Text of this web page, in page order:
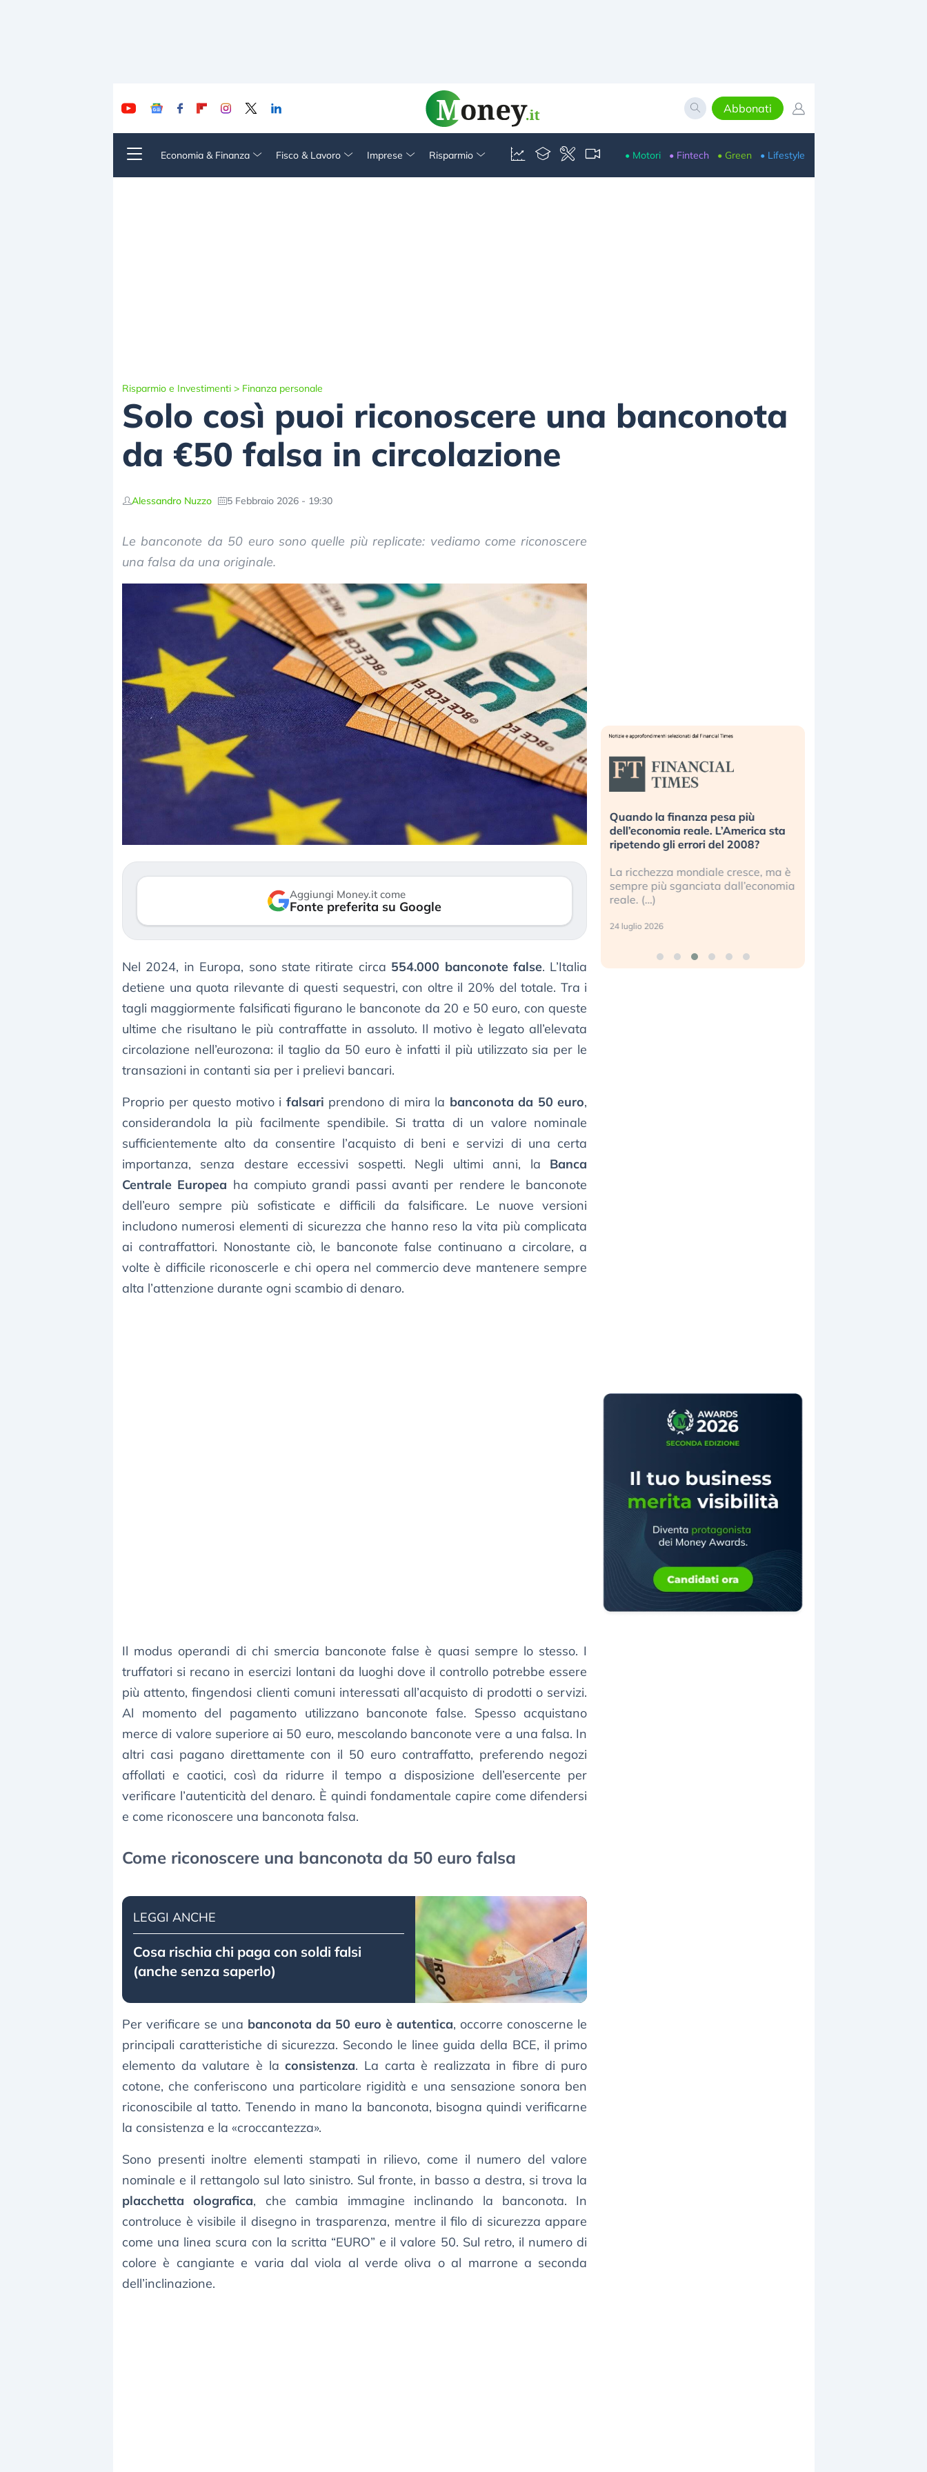
Abbonati
Economia & Finanza Fisco & Lavoro Imprese Risparmio • Motori • Fintech • Green • Lifestyle
Risparmio e Investimenti > Finanza personale
Solo così puoi riconoscere una banconota
da €50 falsa in circolazione
Alessandro Nuzzo 5 Febbraio 2026 - 19:30
Le banconote da 50 euro sono quelle più replicate: vediamo come riconoscere
una falsa da una originale.
Aggiungi Money.it come
Fonte preferita su Google
Nel 2024, in Europa, sono state ritirate circa 554.000 banconote false. L’Italia
detiene una quota rilevante di questi sequestri, con oltre il 20% del totale. Tra i
tagli maggiormente falsificati figurano le banconote da 20 e 50 euro, con queste
ultime che risultano le più contraffatte in assoluto. Il motivo è legato all’elevata
circolazione nell’eurozona: il taglio da 50 euro è infatti il più utilizzato sia per le
transazioni in contanti sia per i prelievi bancari.
Proprio per questo motivo i falsari prendono di mira la banconota da 50 euro,
considerandola la più facilmente spendibile. Si tratta di un valore nominale
sufficientemente alto da consentire l’acquisto di beni e servizi di una certa
importanza, senza destare eccessivi sospetti. Negli ultimi anni, la Banca
Centrale Europea ha compiuto grandi passi avanti per rendere le banconote
dell’euro sempre più sofisticate e difficili da falsificare. Le nuove versioni
includono numerosi elementi di sicurezza che hanno reso la vita più complicata
ai contraffattori. Nonostante ciò, le banconote false continuano a circolare, a
volte è difficile riconoscerle e chi opera nel commercio deve mantenere sempre
alta l’attenzione durante ogni scambio di denaro.
Il modus operandi di chi smercia banconote false è quasi sempre lo stesso. I
truffatori si recano in esercizi lontani da luoghi dove il controllo potrebbe essere
più attento, fingendosi clienti comuni interessati all’acquisto di prodotti o servizi.
Al momento del pagamento utilizzano banconote false. Spesso acquistano
merce di valore superiore ai 50 euro, mescolando banconote vere a una falsa. In
altri casi pagano direttamente con il 50 euro contraffatto, preferendo negozi
affollati e caotici, così da ridurre il tempo a disposizione dell’esercente per
verificare l’autenticità del denaro. È quindi fondamentale capire come difendersi
e come riconoscere una banconota falsa.
Come riconoscere una banconota da 50 euro falsa
LEGGI ANCHE
Cosa rischia chi paga con soldi falsi
(anche senza saperlo)
Per verificare se una banconota da 50 euro è autentica, occorre conoscerne le
principali caratteristiche di sicurezza. Secondo le linee guida della BCE, il primo
elemento da valutare è laconsistenza. La carta è realizzata in fibre di puro
cotone, che conferiscono una particolare rigidità e una sensazione sonora ben
riconoscibile al tatto. Tenendo in mano la banconota, bisogna quindi verificarne
la consistenza e la «croccantezza».
Sono presenti inoltre elementi stampati in rilievo, come il numero del valore
nominale e il rettangolo sul lato sinistro. Sul fronte, in basso a destra, si trova la
placchetta olografica, che cambia immagine inclinando la banconota. In
controluce è visibile il disegno in trasparenza, mentre il filo di sicurezza appare
come una linea scura con la scritta “EURO” e il valore 50. Sul retro, il numero di
colore è cangiante e varia dal viola al verde oliva o al marrone a seconda
dell’inclinazione.
Dalle valutazioni estreme alla
correzione. Cosa sta guidando il
repricing degli asset?
3 agosto 2026
«La mia vita è rovinata». Investitori
in preda al panico dopo lo scoppio
della bolla AI
Kospi, mentre gli investitori retail (…)
30 luglio 2026
Quando la finanza pesa più
dell’economia reale. L’America sta
ripetendo gli errori del 2008?
La ricchezza mondiale cresce, ma è
sempre più sganciata dall’economia
reale. (…)
24 luglio 2026